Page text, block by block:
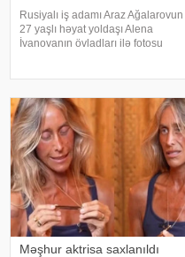
Rusiyalı iş adamı Araz Ağalarovun
27 yaşlı həyat yoldaşı Alena
İvanovanın övladları ilə fotosu
alıb. Qeyd edək ki, Araz Ağalarovu
Məşhur aktrisa saxlanıldı